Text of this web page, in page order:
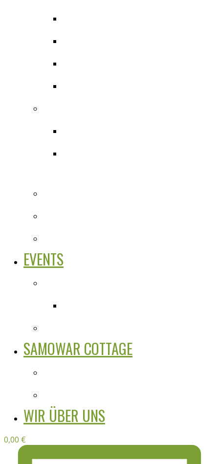
EVENTS
SAMOWAR COTTAGE
WIR ÜBER UNS
0,00 €